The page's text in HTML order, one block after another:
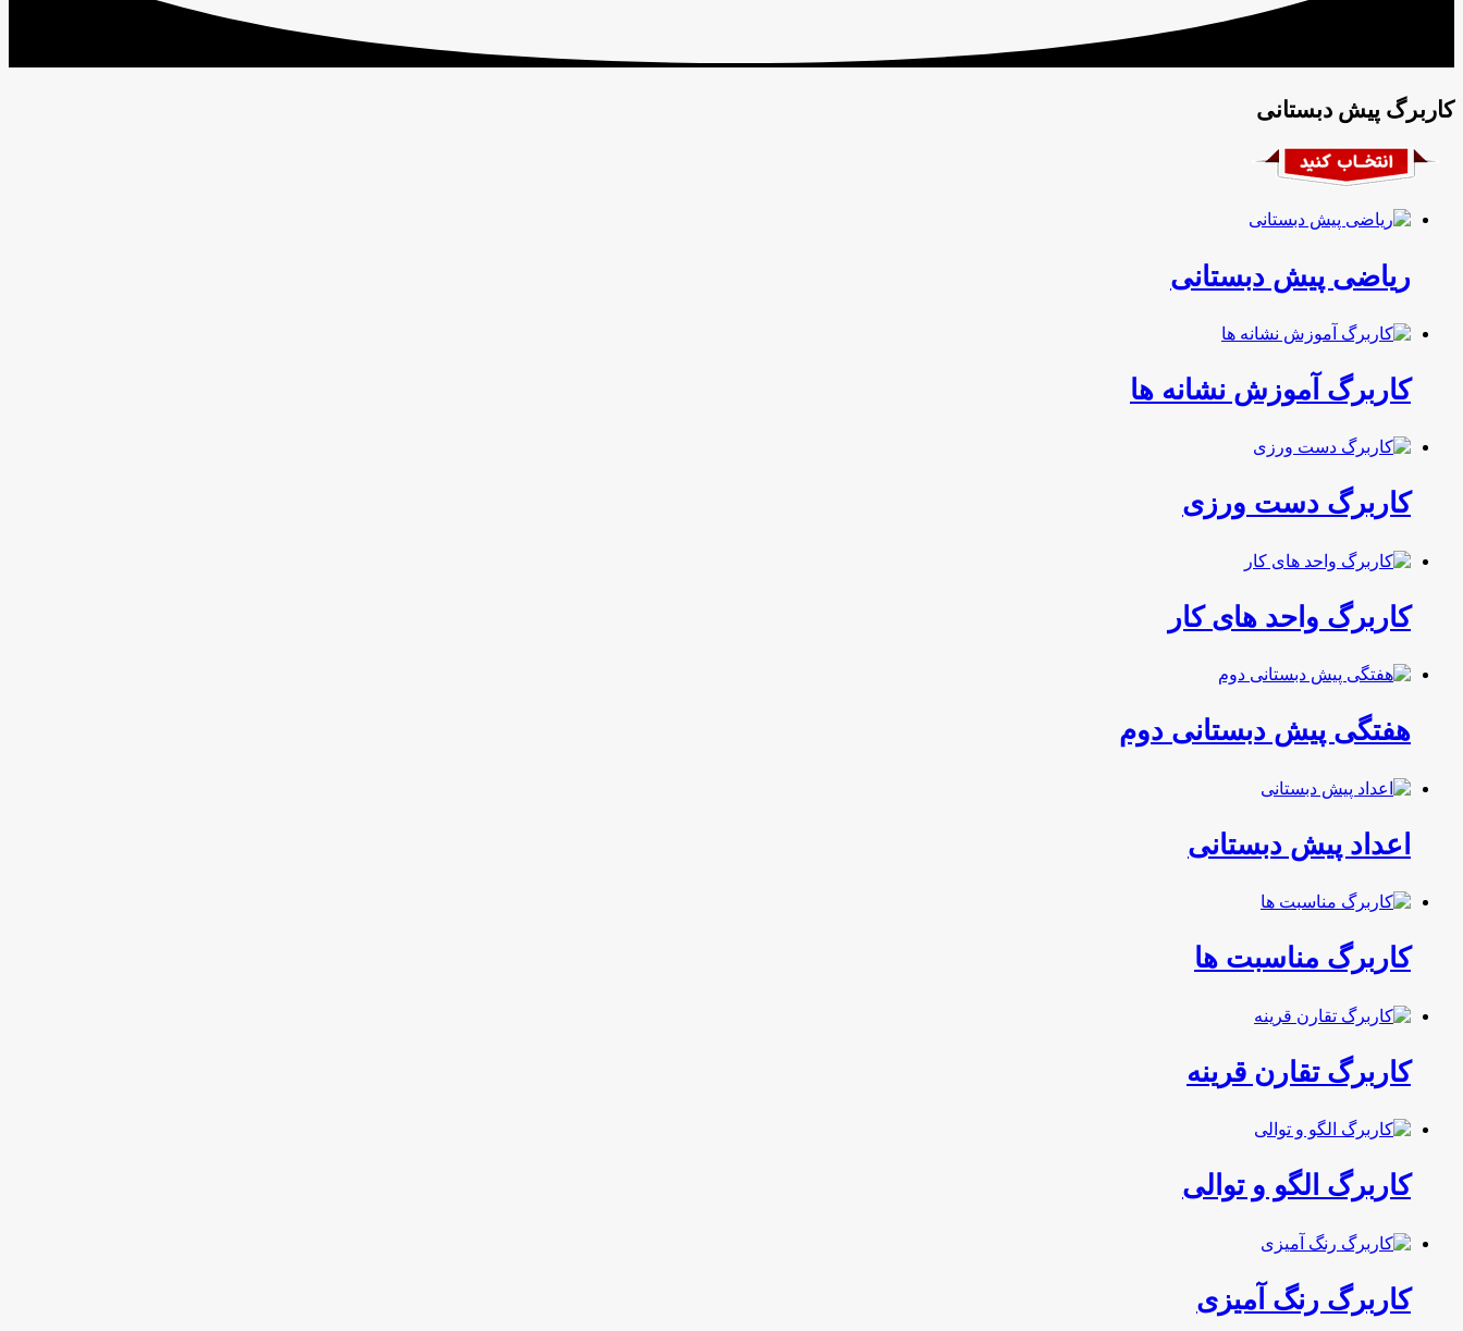
کاربرگ پیش دبستانی
ریاضی پیش دبستانی
کاربرگ آموزش نشانه ها
کاربرگ دست ورزی
کاربرگ واحد های کار
هفتگی پیش دبستانی دوم
اعداد پیش دبستانی
کاربرگ مناسبت ها
کاربرگ تقارن قرینه
کاربرگ الگو و توالی
کاربرگ رنگ آمیزی